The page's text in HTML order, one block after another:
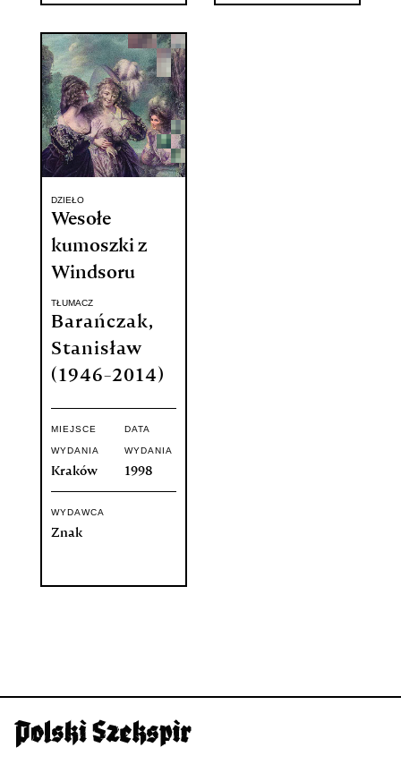
DZIEŁO
Wesołe
kumoszki z
Windsoru
TŁUMACZ
Barańczak,
Stanisław
(1946-2014)
MIEJSCE
WYDANIA
Kraków
DATA
WYDANIA
1998
WYDAWCA
Znak